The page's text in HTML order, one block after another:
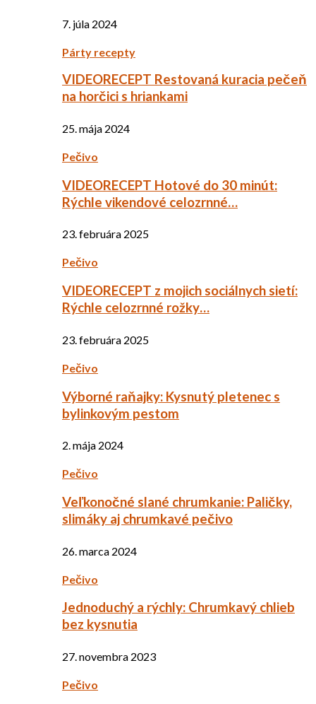
7. júla 2024
Párty recepty
VIDEORECEPT Restovaná kuracia pečeň
na horčici s hriankami
25. mája 2024
Pečivo
VIDEORECEPT Hotové do 30 minút:
Rýchle vikendové celozrnné…
23. februára 2025
Pečivo
VIDEORECEPT z mojich sociálnych sietí:
Rýchle celozrnné rožky…
23. februára 2025
Pečivo
Výborné raňajky: Kysnutý pletenec s
bylinkovým pestom
2. mája 2024
Pečivo
Veľkonočné slané chrumkanie: Paličky,
slimáky aj chrumkavé pečivo
26. marca 2024
Pečivo
Jednoduchý a rýchly: Chrumkavý chlieb
bez kysnutia
27. novembra 2023
Pečivo